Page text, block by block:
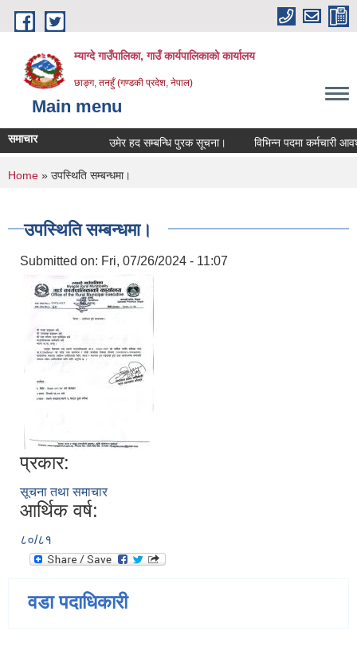
Skip to main content
म्याग्दे गाउँपालिका, गाउँ कार्यपालिकाको कार्यालय
छाङ्ग, तनहुँ (गण्डकी प्रदेश, नेपाल)
Main menu
समाचार उमेर हद सम्बन्धि पुरक सूचना। विभिन्न पदमा कर्मचारी
You are here
Home » उपस्थिति सम्बन्धमा।
उपस्थिति सम्बन्धमा।
Submitted on: Fri, 07/26/2024 - 11:07
प्रकार:
सूचना तथा समाचार
आर्थिक वर्ष:
८०/८१
वडा पदाधिकारी